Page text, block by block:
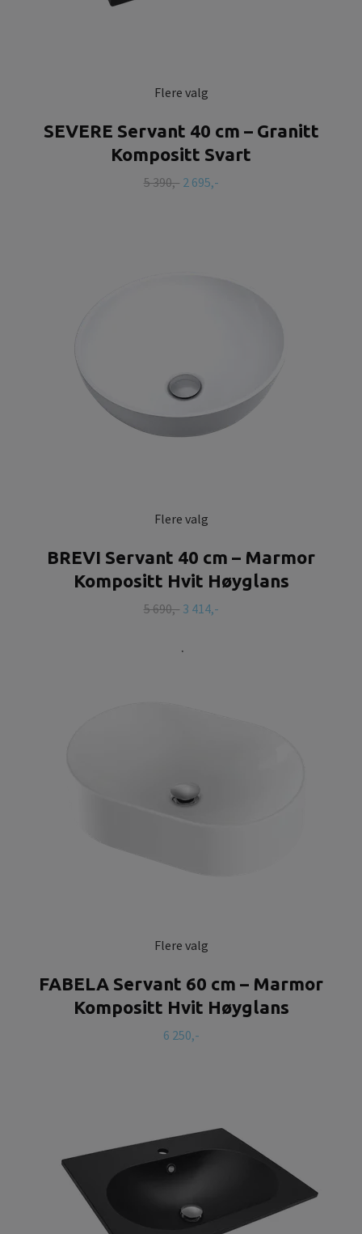
Flere valg
SEVERE Servant 40 cm – Granitt
Kompositt Svart
5 390,- 2 695,-
Flere valg
BREVI Servant 40 cm – Marmor
Kompositt Hvit Høyglans
5 690,- 3 414,-
Flere valg
FABELA Servant 60 cm – Marmor
Kompositt Hvit Høyglans
6 250,-